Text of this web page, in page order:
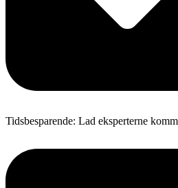
Tidsbesparende: Lad eksperterne